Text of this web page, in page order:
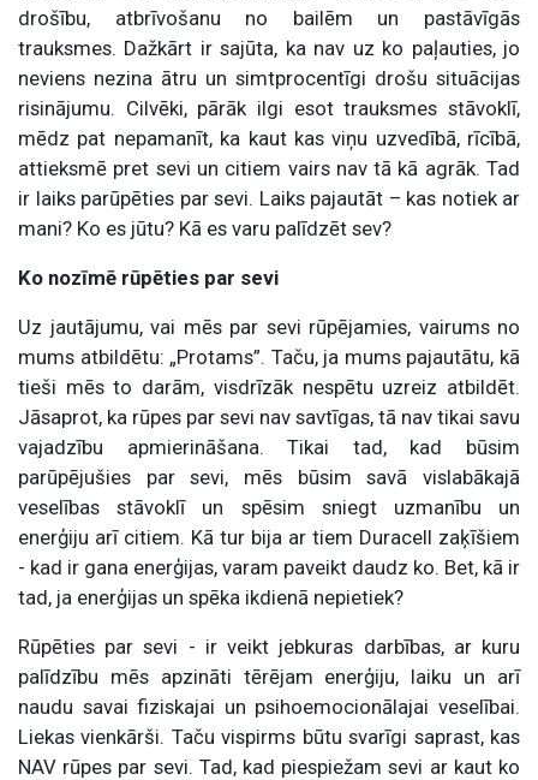
drošību, atbrīvošanu no bailēm un pastāvīgās
trauksmes. Dažkārt ir sajūta, ka nav uz ko paļauties, jo
neviens nezina ātru un simtprocentīgi drošu situācijas
risinājumu. Cilvēki, pārāk ilgi esot trauksmes stāvoklī,
mēdz pat nepamanīt, ka kaut kas viņu uzvedībā, rīcībā,
attieksmē pret sevi un citiem vairs nav tā kā agrāk. Tad
ir laiks parūpēties par sevi. Laiks pajautāt – kas notiek ar
mani? Ko es jūtu? Kā es varu palīdzēt sev?
Ko nozīmē rūpēties par sevi
Uz jautājumu, vai mēs par sevi rūpējamies, vairums no
mums atbildētu: „Protams”. Taču, ja mums pajautātu, kā
tieši mēs to darām, visdrīzāk nespētu uzreiz atbildēt.
Jāsaprot, ka rūpes par sevi nav savtīgas, tā nav tikai savu
vajadzību apmierināšana. Tikai tad, kad būsim
parūpējušies par sevi, mēs būsim savā vislabākajā
veselības stāvoklī un spēsim sniegt uzmanību un
enerģiju arī citiem. Kā tur bija ar tiem Duracell zaķīšiem
- kad ir gana enerģijas, varam paveikt daudz ko. Bet, kā ir
tad, ja enerģijas un spēka ikdienā nepietiek?
Rūpēties par sevi - ir veikt jebkuras darbības, ar kuru
palīdzību mēs apzināti tērējam enerģiju, laiku un arī
naudu savai fiziskajai un psihoemocionālajai veselībai.
Liekas vienkārši. Taču vispirms būtu svarīgi saprast, kas
NAV rūpes par sevi. Tad, kad piespiežam sevi ar kaut ko